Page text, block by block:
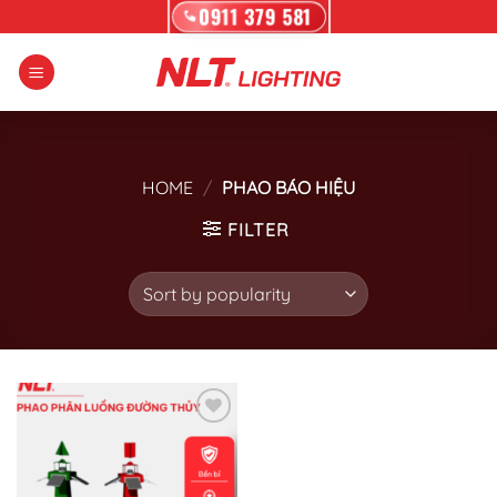
to
content
0911 379 581
HOME / PHAO BÁO HIỆU
FILTER
Add to wishlist